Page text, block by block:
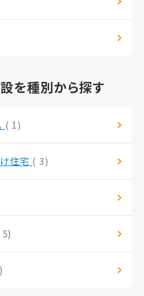
を種別から探す
( 1)
住宅 ( 3)